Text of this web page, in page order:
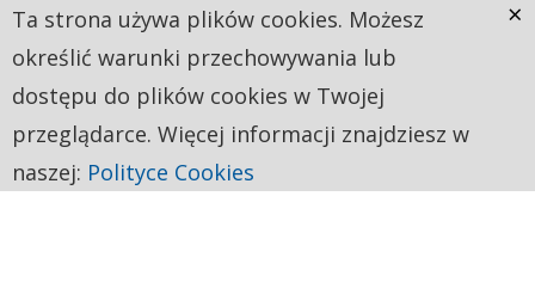
Ta strona używa plików cookies. Możesz
określić warunki przechowywania lub
dostępu do plików cookies w Twojej
przeglądarce. Więcej informacji znajdziesz w
naszej: Polityce Cookies
×